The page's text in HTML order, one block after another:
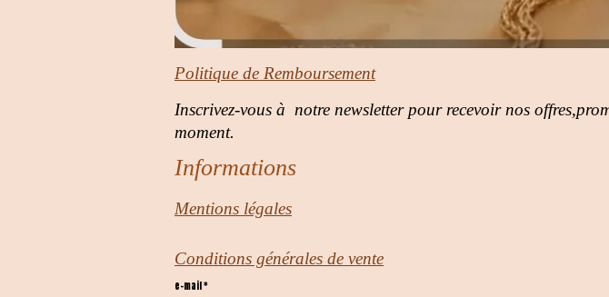
Politique de Remboursement
Inscrivez-vous à notre newsletter pour recevoir nos
moment.
Informations
Mentions légales
Conditions générales de vente
e-mail *